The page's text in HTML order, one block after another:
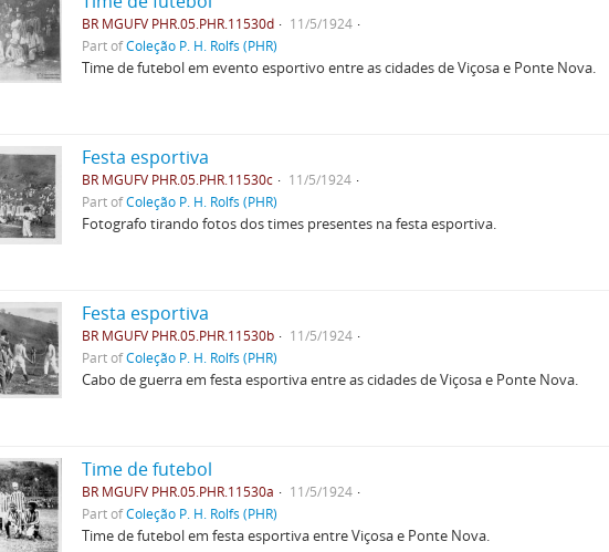
BR MGUFV PHR.05.PHR.11530d
11/5/1924
Part ofColeção P. H. Rolfs (PHR)
Time de futebol em evento esportivo entre as cidades de Viçosa e Ponte Nova.
Festa esportiva
BR MGUFV PHR.05.PHR.11530c
11/5/1924
Part ofColeção P. H. Rolfs (PHR)
Fotografo tirando fotos dos times presentes na festa esportiva.
Festa esportiva
BR MGUFV PHR.05.PHR.11530b
11/5/1924
Part ofColeção P. H. Rolfs (PHR)
Cabo de guerra em festa esportiva entre as cidades de Viçosa e Ponte Nova.
Time de futebol
BR MGUFV PHR.05.PHR.11530a
11/5/1924
Part ofColeção P. H. Rolfs (PHR)
Time de futebol em festa esportiva entre Viçosa e Ponte Nova.